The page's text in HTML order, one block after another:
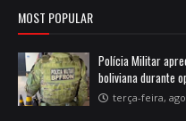
MOST POPULAR
Polícia Militar
boliviana durante
terça-feira,